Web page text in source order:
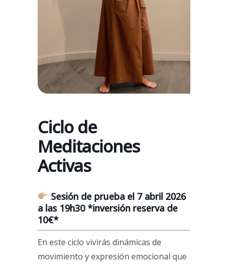
Ciclo de
Meditaciones
Activas
Sesión de prueba el 7 abril 2026
a las 19h30*inversión reserva de
10€*
En este ciclo vivirás dinámicas de
movimiento y expresión emocional que